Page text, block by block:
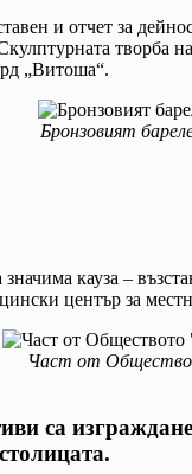
и отчет за
творба
„Витоша“.
Бронзовият
кауза –
център за
Част от
са